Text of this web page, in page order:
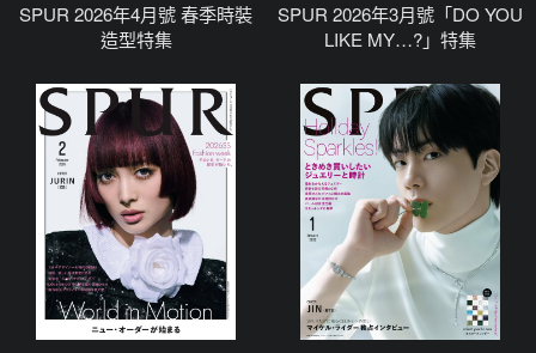
SPUR 2026年4月號 春季時裝
造型特集
SPUR 2026年3月號「DO YOU
LIKE MY…?」特集